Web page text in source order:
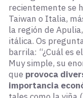
recientemente se
Taiwan o Italia,
la región de
itálica. Os
barrila: “¿Cuál es
Muy simple, su
que provoca
importancia